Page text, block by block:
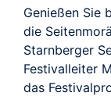
Genießen Sie
die
Starnberger
Festivalleiter
das